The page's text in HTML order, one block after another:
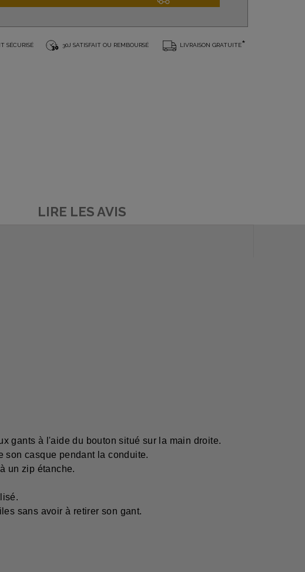
SÉCURISÉ 30J SATISFAIT OU REMBOURSÉ LIVRAISON GRATUITE*
LIRE LES AVIS
gants à l'aide du bouton situé sur la main droite.
casque pendant la conduite.
un zip étanche.
sans avoir à retirer son gant.